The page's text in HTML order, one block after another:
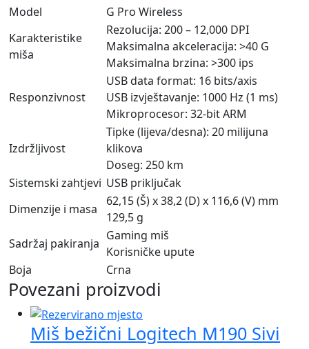
Model
G Pro Wireless
Karakteristike
miša
Rezolucija: 200 – 12,000 DPI
Maksimalna akceleracija: >40 G
Maksimalna brzina: >300 ips
Responzivnost
USB data format: 16 bits/axis
USB izvještavanje: 1000 Hz (1 ms)
Mikroprocesor: 32-bit ARM
Izdržljivost
Tipke (lijeva/desna): 20 milijuna
klikova
Doseg: 250 km
Sistemski zahtjevi USB priključak
Dimenzije i masa
62,15 (Š) x 38,2 (D) x 116,6 (V) mm
129,5 g
Sadržaj pakiranja
Gaming miš
Korisničke upute
Boja
Crna
Povezani proizvodi
Miš bežični Logitech M190 Sivi